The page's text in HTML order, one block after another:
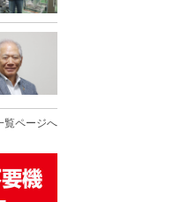
覧ページへ